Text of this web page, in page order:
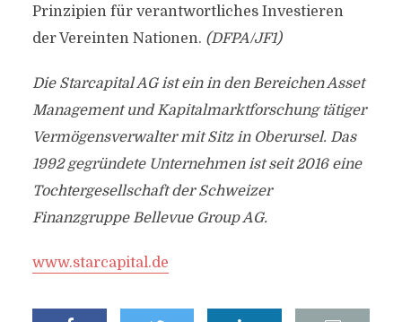
Prinzipien für verantwortliches Investieren
der Vereinten Nationen. (DFPA/JF1)
Die Starcapital AG ist ein in den Bereichen Asset
Management und Kapitalmarktforschung tätiger
Vermögensverwalter mit Sitz in Oberursel. Das
1992 gegründete Unternehmen ist seit 2016 eine
Tochtergesellschaft der Schweizer
Finanzgruppe Bellevue Group AG.
www.starcapital.de